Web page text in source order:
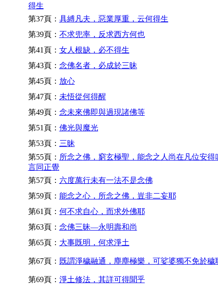
得生
第37頁： 具縛凡夫，惡業厚重，云何得生
第39頁： 不求兜率，反求西方何也
第41頁： 女人根缺，必不得生
第43頁： 念佛名者，必成於三昧
第45頁： 放心
第47頁： 未悟從何得醒
第49頁： 念未來佛即與過現諸佛等
第51頁： 佛光與魔光
第53頁： 三昧
第55頁： 所念之佛，窮玄極聖，能念之人尚在凡位安得
言同正覺
第57頁： 六度萬行未有一法不是念佛
第59頁： 能念之心，所念之佛，豈非二妄耶
第61頁： 何不求自心，而求外佛耶
第63頁： 念佛三昧—永明壽和尚
第65頁： 大事既明，何求淨土
第67頁： 既謂淨穢融通，塵塵極樂，可娑婆獨不免於穢
第69頁： 淨土修法，其詳可得聞乎